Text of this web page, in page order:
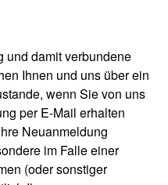
und damit verbundene
Ihnen und uns über ein
wenn Sie von uns
per E-Mail erhalten
Neuanmeldung
im Falle einer
(oder sonstiger